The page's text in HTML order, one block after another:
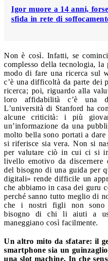
Igor muore a 14 anni,
sfida in rete di
Non è così. Infatti, se
complesso della tecnologia, la
modo di fare una ricerca sul
c’è una difficoltà da parte dei
ricerca; poi, riguardo alla
loro affidabilità c’è una
L’università di Stanford ha
alcune criticità: i più
un’informazione da una
molto bella sono portati a
si riferisce sia vera. Non si
per valutare ciò in cui ci si
livello emotivo da discernere
del bisogno di una guida per
digitali» rende difficile un
che abbiamo in casa dei guru
perché sanno tutto meglio di
che i nostri figli non sono
bisogno di chi li aiuti a
maneggiano così facilmente.
Un altro mito da sfatare: il
smartphone sia un
una slot machine. In che